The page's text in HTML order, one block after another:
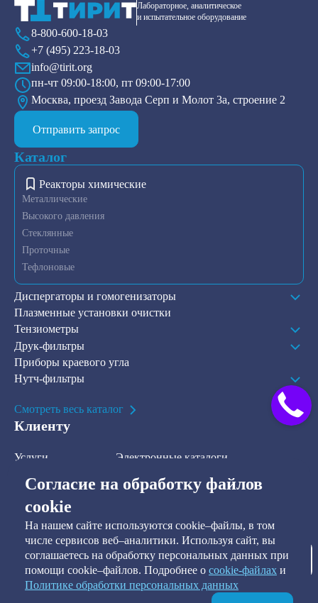
Согласие на обработку файлов
cookie
На нашем сайте используются cookie–файлы, в том
числе сервисов веб–аналитики. Используя сайт, вы
соглашаетесь на обработку персональных данных при
помощи cookie–файлов. Подробнее о сookie-файлах и
Политике обработки персональных данных
Лабораторное, аналитическое
и испытательное оборудование
8-800-600-18-03
+7 (495) 223-18-03
info@tirit.org
пн-чт 09:00-18:00, пт 09:00-17:00
Москва, проезд Завода Серп и Молот 3а, строение 2
Отправить запрос
Каталог
Реакторы химические
Металлические
Высокого давления
Стеклянные
Проточные
Тефлоновые
Диспергаторы и гомогенизаторы
Плазменные установки очистки
Тензиометры
Друк-фильтры
Приборы краевого угла
Нутч-фильтры
Смотреть весь каталог
Клиенту
Услуги
В наличии на складе
Электронные каталоги
Контакты
Наша рассылка
Подписаться
Я предоставляю согласие на обработку персональных данных, а
также подтверждаю ознакомление и согласие с